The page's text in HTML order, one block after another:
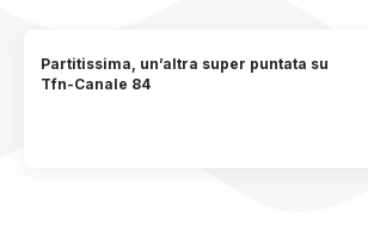
Partitissima, un’altra super puntata su
Tfn-Canale 84